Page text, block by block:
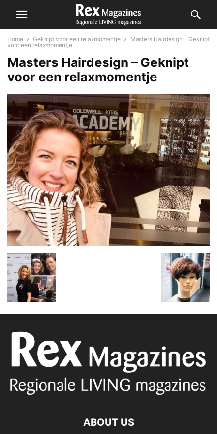
Home Geknipt voor een relaxmomentje
Masters Hairdesign - Geknipt
voor een relaxmomentje
Masters Hairdesign – Geknipt
voor een relaxmomentje
ABOUT US